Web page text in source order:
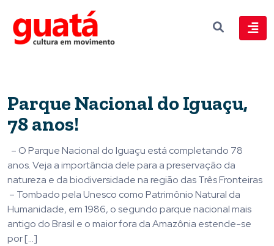
Parque Nacional do Iguaçu,
78 anos!
– O Parque Nacional do Iguaçu está completando 78
anos. Veja a importância dele para a preservação da
natureza e da biodiversidade na região das Três Fronteiras
– Tombado pela Unesco como Patrimônio Natural da
Humanidade, em 1986, o segundo parque nacional mais
antigo do Brasil e o maior fora da Amazônia estende-se
por […]